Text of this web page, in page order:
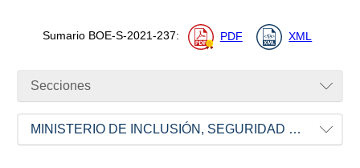
Sumario BOE-S-2021-237: PDF XML
Secciones
MINISTERIO DE INCLUSIÓN, SEGURIDAD SOCIAL Y MIGRACIONES